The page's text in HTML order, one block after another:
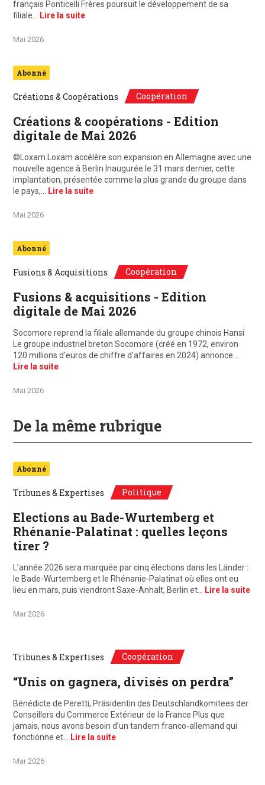
français Ponticelli Frères poursuit le développement de sa
filiale…
Lire la suite
Mai 2026
Abonné
Créations & Coopérations Coopération
Créations & coopérations - Edition
digitale de Mai 2026
©Loxam Loxam accélère son expansion en Allemagne avec une
nouvelle agence à Berlin Inaugurée le 31 mars dernier, cette
implantation, présentée comme la plus grande du groupe dans
le pays,…
Lire la suite
Mai 2026
Abonné
Fusions & Acquisitions Coopération
Fusions & acquisitions - Edition
digitale de Mai 2026
Socomore reprend la filiale allemande du groupe chinois Hansi
Le groupe industriel breton Socomore (créé en 1972, environ
120 millions d’euros de chiffre d’affaires en 2024) annonce…
Lire la suite
Mai 2026
De la même rubrique
Abonné
Tribunes & Expertises Politique
Elections au Bade-Wurtemberg et
Rhénanie-Palatinat : quelles leçons
tirer ?
L’année 2026 sera marquée par cinq élections dans les Länder :
le Bade-Wurtemberg et le Rhénanie-Palatinat où elles ont eu
lieu en mars, puis viendront Saxe-Anhalt, Berlin et…
Lire la suite
Mar 2026
Tribunes & Expertises Coopération
“Unis on gagnera, divisés on perdra”
Bénédicte de Peretti, Präsidentin des Deutschlandkomitees der
Conseillers du Commerce Extérieur de la France Plus que
jamais, nous avons besoin d’un tandem franco-allemand qui
fonctionne et…
Lire la suite
Mar 2026